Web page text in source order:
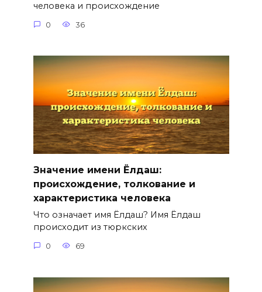
человека и происхождение
0 36
Значение имени Ёлдаш:
происхождение, толкование и
характеристика человека
Что означает имя Ёлдаш? Имя Ёлдаш
происходит из тюркских
0 69